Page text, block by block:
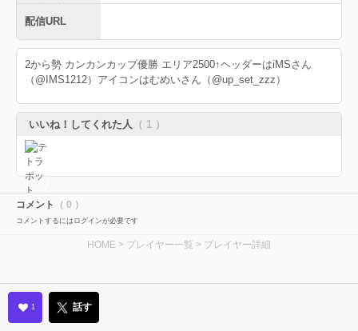
配信URL
2から勢 カンカンカップ優勝 エリア2500↑ヘッダーはiMSさん
（@IMS1212）アイコンはむめいさん（@up_set_zzz）
いいね！してくれた人 （ 1 ）
コメント （ 0 ）
コメントするにはログインが必要です
HOME > プレイヤー一覧 > プレイヤー詳細
1 話す